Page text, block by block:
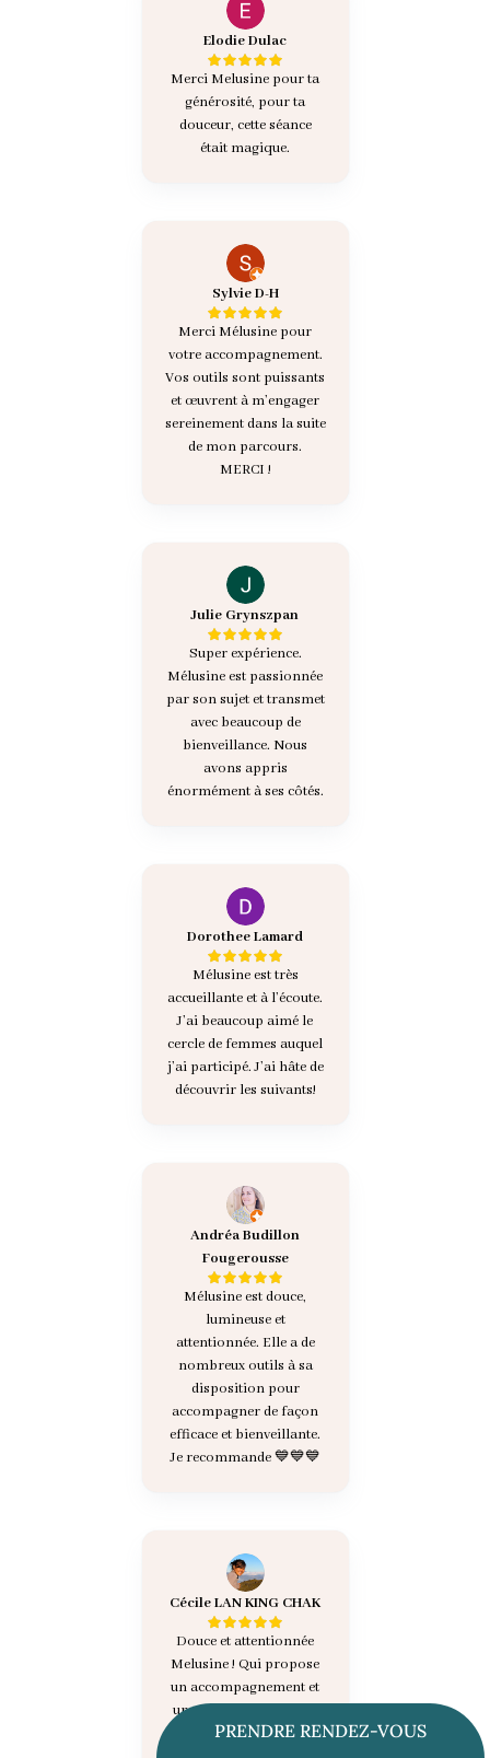
Elodie Dulac
Merci Melusine pour ta
générosité, pour ta
douceur, cette séance
était magique.
Sylvie D-H
Merci Mélusine pour
votre accompagnement.
Vos outils sont puissants
et œuvrent à m’engager
sereinement dans la suite
de mon parcours.
MERCI !
Julie Grynszpan
Super expérience.
Mélusine est passionnée
par son sujet et transmet
avec beaucoup de
bienveillance. Nous
avons appris
énormément à ses côtés.
Dorothee Lamard
Mélusine est très
accueillante et à l’écoute.
J’ai beaucoup aimé le
cercle de femmes auquel
j’ai participé. J’ai hâte de
découvrir les suivants!
Andréa Budillon
Fougerousse
Mélusine est douce,
lumineuse et
attentionnée. Elle a de
nombreux outils à sa
disposition pour
accompagner de façon
efficace et bienveillante.
Je recommande 💙💙💙
Cécile LAN KING CHAK
Douce et attentionnée
Melusine ! Qui propose
un accompagnement et
une pratique de qualité
en périnatalité. Une
PRENDRE RENDEZ-VOUS